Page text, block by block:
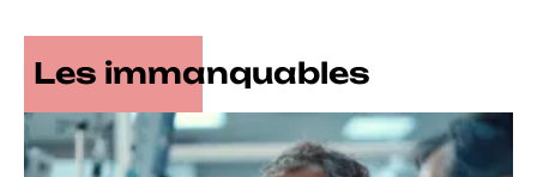
Les immanquables